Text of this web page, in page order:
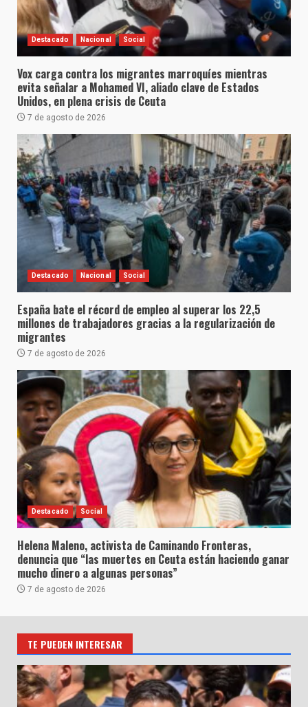
Destacado Nacional Social
Vox carga contra los migrantes marroquíes mientras
evita señalar a Mohamed VI, aliado clave de Estados
Unidos, en plena crisis de Ceuta
7 de agosto de 2026
Destacado Nacional Social
España bate el récord de empleo al superar los 22,5
millones de trabajadores gracias a la regularización de
migrantes
7 de agosto de 2026
Destacado Social
Helena Maleno, activista de Caminando Fronteras,
denuncia que “las muertes en Ceuta están haciendo ganar
mucho dinero a algunas personas”
7 de agosto de 2026
TE PUEDEN INTERESAR